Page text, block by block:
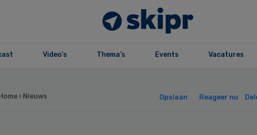
Video’s Thema’s Events Vacatures
Home › Nieuws Opslaan Reageer nu